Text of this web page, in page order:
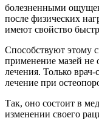
болезненными
после физических
имеют свойство
Способствуют этому
применение мазей не
лечения. Только
лечение при
Так, оно состоит в
изменении своего